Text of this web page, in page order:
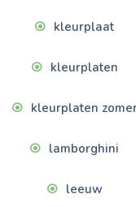
kleurplaat
kleurplaten
kleurplaten
lamborghini
leeuw